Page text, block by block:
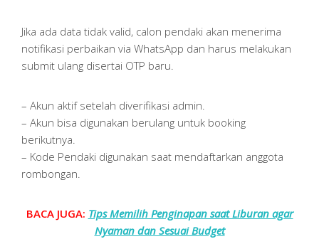
Jika ada data tidak valid, calon pendaki akan menerima
notifikasi perbaikan via WhatsApp dan harus melakukan
submit ulang disertai OTP baru.
– Akun aktif setelah diverifikasi admin.
– Akun bisa digunakan berulang untuk booking
berikutnya.
– Kode Pendaki digunakan saat mendaftarkan anggota
rombongan.
BACA JUGA: Tips Memilih Penginapan saat Liburan agar
Nyaman dan Sesuai Budget